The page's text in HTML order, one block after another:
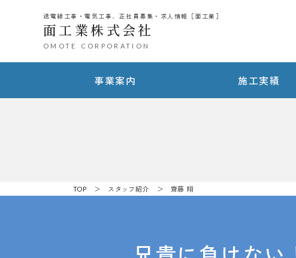
送電線工事・電気工事、正社員募集・求人情報［面工業］
面工業株式会社
OMOTE CORPORATION
事業案内 施工実績
TOP ＞ スタッフ紹介 ＞ 齋藤 翔